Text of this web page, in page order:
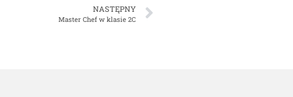
NASTĘPNY
Master Chef w klasie 2C